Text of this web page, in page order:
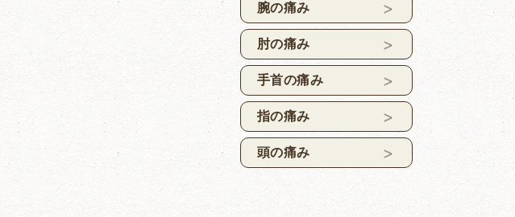
腕の痛み
肘の痛み
手首の痛み
指の痛み
頭の痛み